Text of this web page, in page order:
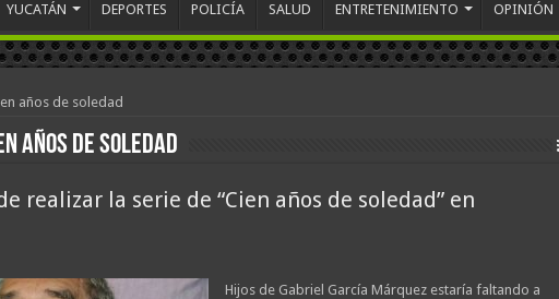
YUCATÁN DEPORTES POLICÍA SALUD ENTRETENIMIENTO OPINIÓN
años de soledad
años de soledad
realizar la serie de “Cien años de soledad” en
Hijos de Gabriel García Márquez estaría faltando a